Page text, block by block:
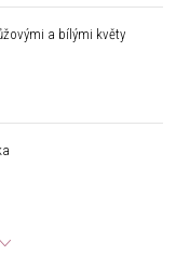
a bílými květy